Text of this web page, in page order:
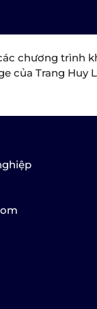
chương trình
của Trang Huy